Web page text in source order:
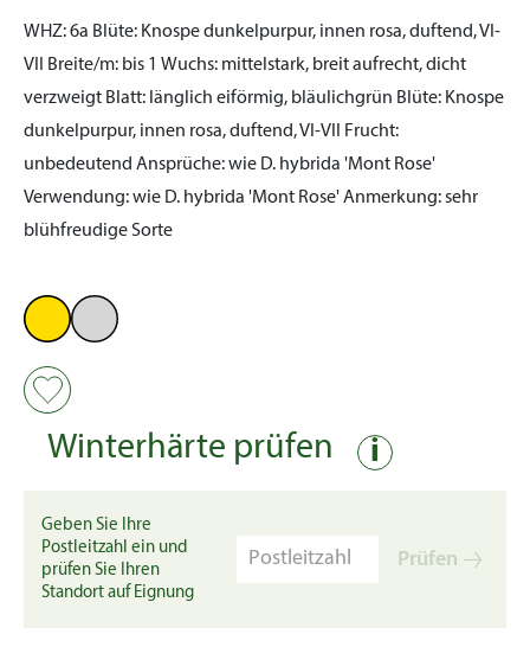
WHZ:6a Blüte: Knospe dunkelpurpur, innen rosa, duftend, VI-
VII
Breite/m: bis 1 Wuchs: mittelstark, breit aufrecht, dicht
verzweigt Blatt: länglich eiförmig, bläulichgrün Blüte: Knospe
dunkelpurpur, innen rosa, duftend, VI-VII
Frucht:
unbedeutend Ansprüche:wie D. hybrida 'Mont Rose'
Verwendung:wie D. hybrida 'Mont Rose'Anmerkung:sehr
blühfreudige Sorte
Winterhärte prüfen i
Geben Sie Ihre
Postleitzahl ein und
prüfen Sie Ihren
Standort auf Eignung
Prüfen